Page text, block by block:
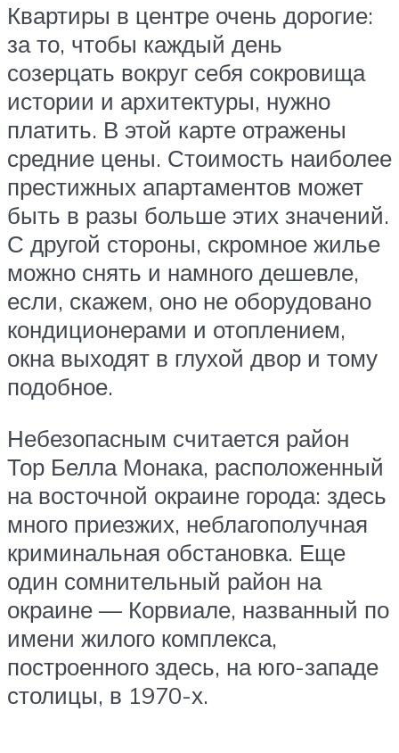
Квартиры в центре очень дорогие:
за то, чтобы каждый день
созерцать вокруг себя сокровища
истории и архитектуры, нужно
платить. В этой карте отражены
средние цены. Стоимость наиболее
престижных апартаментов может
быть в разы больше этих значений.
С другой стороны, скромное жилье
можно снять и намного дешевле,
если, скажем, оно не оборудовано
кондиционерами и отоплением,
окна выходят в глухой двор и тому
подобное.
Небезопасным считается район
Тор Белла Монака, расположенный
на восточной окраине города: здесь
много приезжих, неблагополучная
криминальная обстановка. Еще
один сомнительный район на
окраине — Корвиале, названный по
имени жилого комплекса,
построенного здесь, на юго-западе
столицы, в 1970-х.